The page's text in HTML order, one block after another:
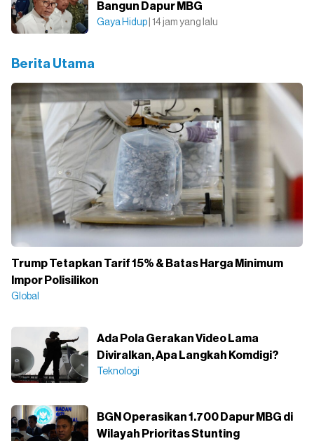
Bangun Dapur MBG
Gaya Hidup | 14 jam yang lalu
Berita Utama
Trump Tetapkan Tarif 15% & Batas Harga Minimum
Impor Polisilikon
Global
Ada Pola Gerakan Video Lama
Diviralkan, Apa Langkah Komdigi?
Teknologi
BGN Operasikan 1.700 Dapur MBG di
Wilayah Prioritas Stunting